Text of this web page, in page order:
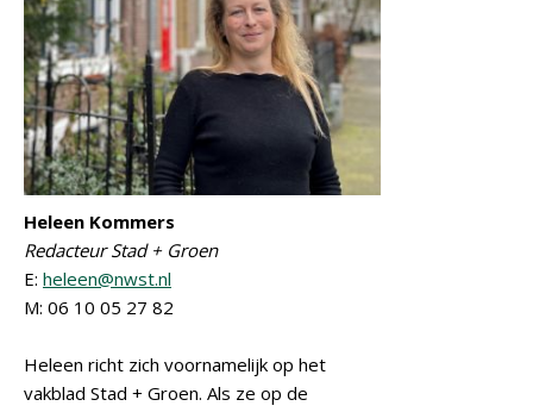
Heleen Kommers
Redacteur Stad + Groen
E: heleen@nwst.nl
M: 06 10 05 27 82
Heleen richt zich voornamelijk op het
vakblad Stad + Groen. Als ze op de